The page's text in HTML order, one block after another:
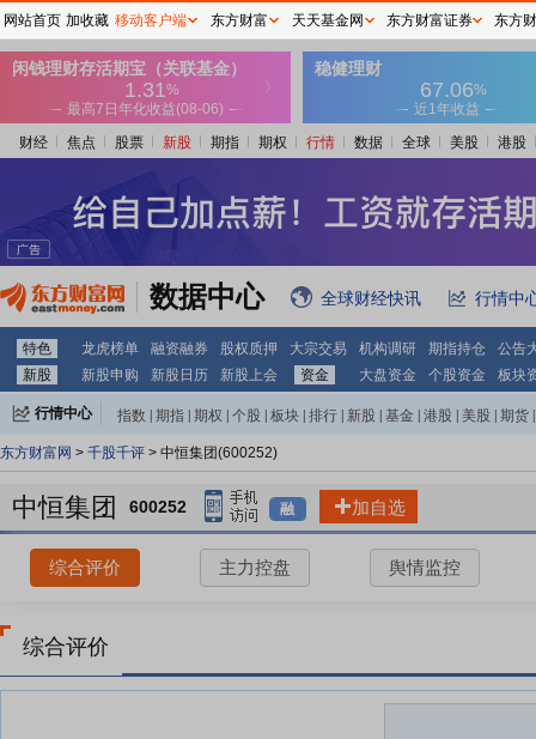
财经 焦点 股票 新股 期指 期权 行情 数据 全球 美股 港股
数据中心 全球财经快讯 行情中
特色 龙虎榜单 融资融券 股权质押 大宗交易 机构调研 期指持仓
公告
新股
新股申购 新股日历 新股上会 资金 大盘资金 个股资金 板块
行情中心 指数 期指 期权 个股 板块 排行 新股 基金 港股 美股 期货
东方财富网 > 千股千评 > 中恒集团(600252)
中恒集团 600252 融 加自选
综合评价 主力控盘 舆情监控
综合评价
网站首页 加收藏 移动客户端 东方财富 天天基金网 东方财富证券 东方